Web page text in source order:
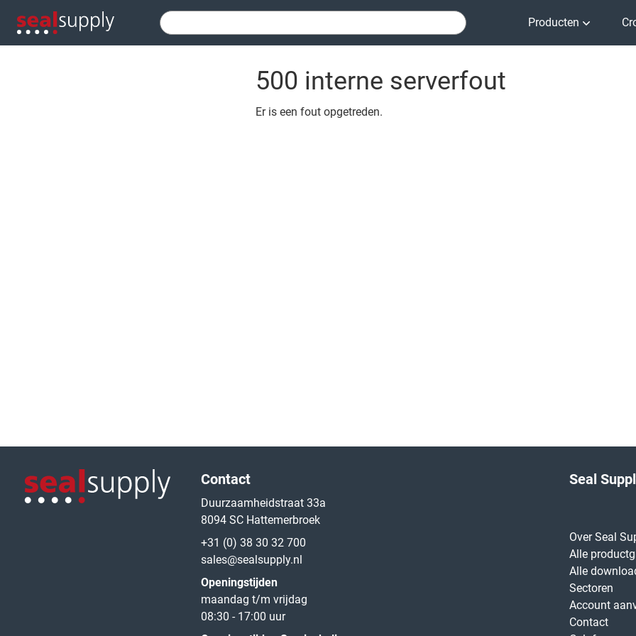
Producten
500 interne serverfout
Er is een fout opgetreden.
Contact
Duurzaamheidstraat 33a
8094 SC Hattemerbroek
+31 (0) 38 30 32 700
sales@sealsupply.nl
Openingstijden
maandag t/m vrijdag
08:30 - 17:00 uur
Seal
Over Seal
Alle
Alle
Sectoren
Account
Contact
Logo van de website